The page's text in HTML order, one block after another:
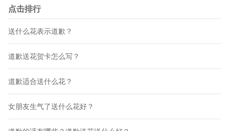
点击排行
送什么花表示道歉？
道歉送花贺卡怎么写？
道歉适合送什么花？
女朋友生气了送什么花好？